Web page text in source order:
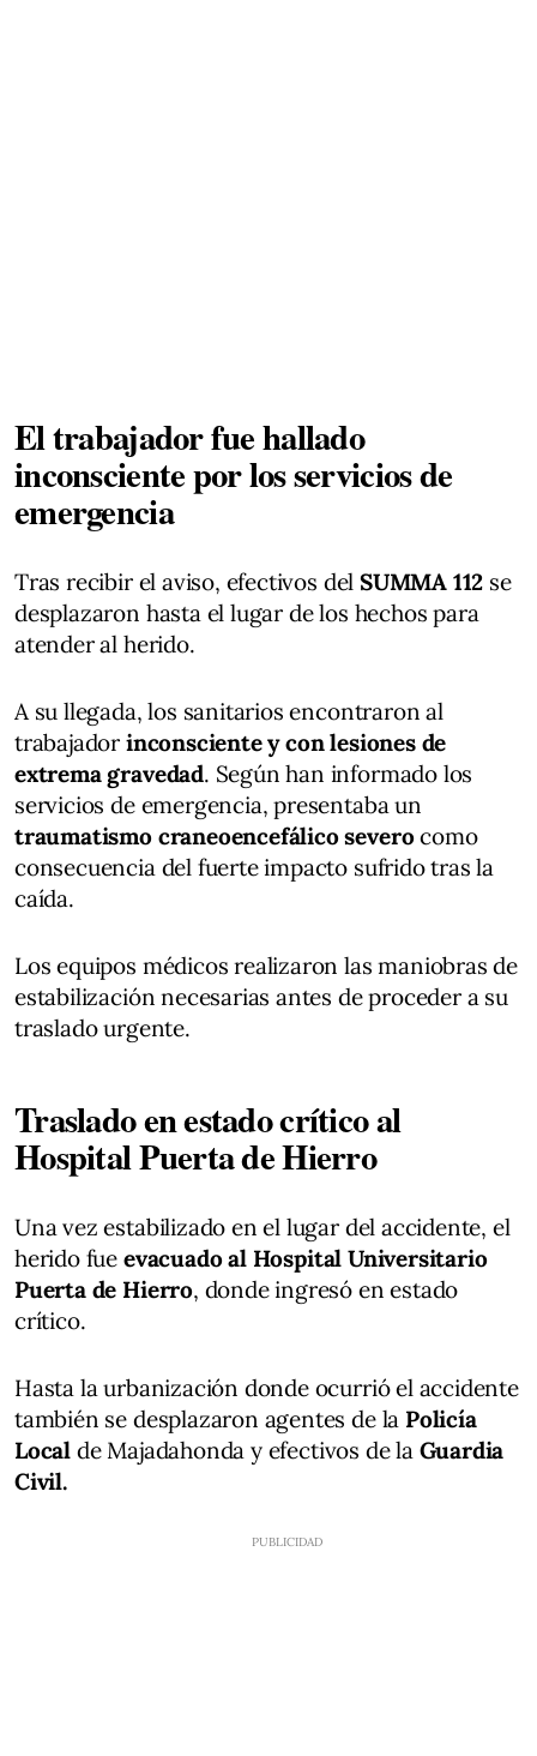
El trabajador fue hallado
inconsciente por los servicios de
emergencia
Tras recibir el aviso, efectivos del SUMMA 112 se
desplazaron hasta el lugar de los hechos para
atender al herido.
A su llegada, los sanitarios encontraron al
trabajador inconsciente y con lesiones de
extrema gravedad. Según han informado los
servicios de emergencia, presentaba un
traumatismo craneoencefálico severocomo
consecuencia del fuerte impacto sufrido tras la
caída.
Los equipos médicos realizaron las maniobras de
estabilización necesarias antes de proceder a su
traslado urgente.
Traslado en estado crítico al
Hospital Puerta de Hierro
Una vez estabilizado en el lugar del accidente, el
herido fue evacuado al Hospital Universitario
Puerta de Hierro, donde ingresó en estado
crítico.
Hasta la urbanización donde ocurrió el accidente
también se desplazaron agentes de la Policía
Local de Majadahonda y efectivos de la Guardia
Civil.